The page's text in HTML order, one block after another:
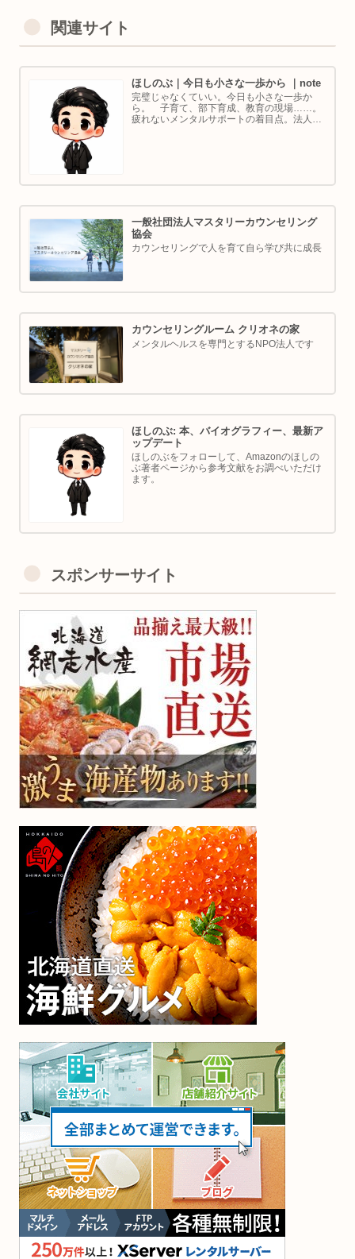
関連サイト
ほしのぶ｜今日も小さな一歩から ｜note
完璧じゃなくていい。今日も小さな一歩か
ら。 子育て、部下育成、教育の現場……。
疲れないメンタルサポートの着目点。法人代
一般社団法人マスタリーカウンセリング
協会
カウンセリングで人を育て自ら学び共に成長
カウンセリングルーム クリオネの家
メンタルヘルスを専門とするNPO法人です
ほしのぶ: 本、バイオグラフィー、最新ア
ップデート
ほしのぶをフォローして、Amazonのほしの
ぶ著者ページから参考文献をお調べいただけ
ます。
スポンサーサイト